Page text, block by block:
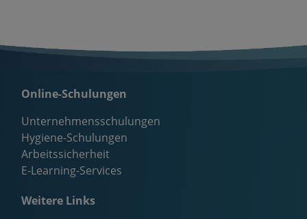
Online-Schulungen
Unternehmensschulungen
Hygiene-Schulungen
Arbeitssicherheit
E-Learning-Services
Weitere Links